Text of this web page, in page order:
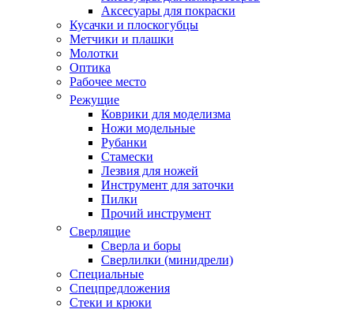
Аксесуары для покраски
Кусачки и плоскогубцы
Метчики и плашки
Молотки
Оптика
Рабочее место
Режущие
Коврики для моделизма
Ножи модельные
Рубанки
Стамески
Лезвия для ножей
Инструмент для заточки
Пилки
Прочий инструмент
Сверлящие
Сверла и боры
Сверлилки (минидрели)
Специальные
Спецпредложения
Стеки и крюки